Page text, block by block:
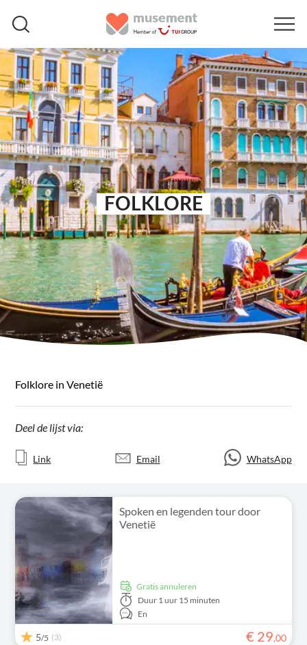
FOLKLORE
Folklore in Venetië
Deel de lijst via:
Link Email WhatsApp
Spoken en legenden tour door
Venetië
Gratis annuleren
Duur 1 uur 15 minuten
En
5/5 (3) € 29,00